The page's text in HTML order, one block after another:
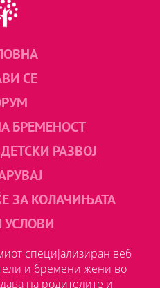
СЕ
БРЕМЕНОСТ
РАЗВОЈ
ЗА КОЛАЧИЊАТА
специјализиран веб
и бремени жени во
на родителите и